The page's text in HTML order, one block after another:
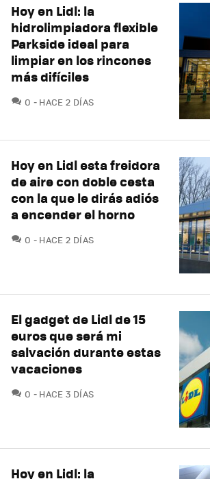
Hoy en Lidl: la
hidrolimpiadora flexible
Parkside ideal para
limpiar en los rincones
más difíciles
0 COMENTARIOS
HACE 2 DÍAS
Hoy en Lidl esta freidora
de aire con doble cesta
con la que le dirás adiós
a encender el horno
0 COMENTARIOS
HACE 2 DÍAS
El gadget de Lidl de 15
euros que será mi
salvación durante estas
vacaciones
0 COMENTARIOS
HACE 3 DÍAS
Hoy en Lidl: la